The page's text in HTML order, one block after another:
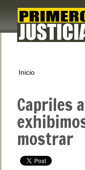
Inicio
Capriles
mostrar